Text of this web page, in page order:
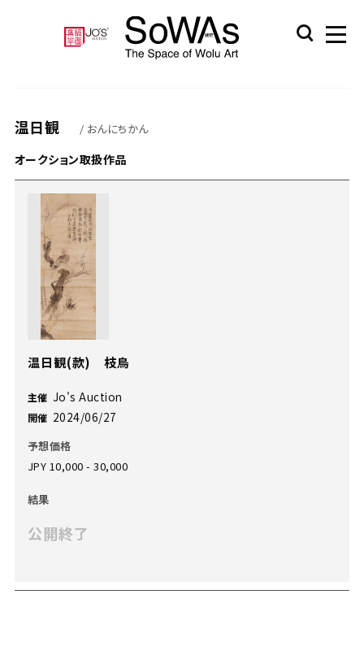
温日観 / おんにちかん
オークション取扱作品
温日観(款) 枝鳥
主催 Jo's Auction
開催 2024/06/27
予想価格
JPY 10,000 - 30,000
結果
公開終了